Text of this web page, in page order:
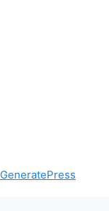
GeneratePress